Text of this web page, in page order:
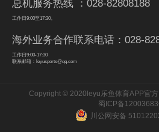
总机服务热线 ：028-82808188
工作日9:00至17:30。
海外业务合作联系电话：028-
工作日9:00-17:30
联系邮箱：leyusports@qq.com
Copyright © 2020leyu乐鱼体育APP官
蜀ICP备
川公网安备